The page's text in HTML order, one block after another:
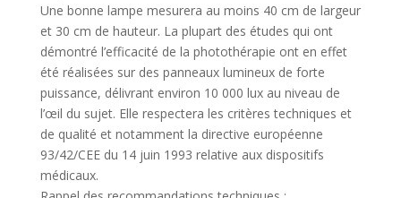
Une bonne lampe mesurera au moins 40 cm de largeur
et 30 cm de hauteur. La plupart des études qui ont
démontré l’efficacité de la photothérapie ont en effet
été réalisées sur des panneaux lumineux de forte
puissance, délivrant environ 10 000 lux au niveau de
l’œil du sujet. Elle respectera les critères techniques et
de qualité et notamment la directive européenne
93/42/CEE du 14 juin 1993 relative aux dispositifs
médicaux.